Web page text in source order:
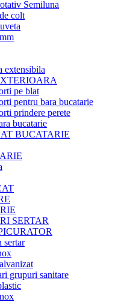
Semiluna
colt
extensibila
pe blat
pentru bara bucatarie
prindere perete
bucatarie
BUCATARIE
SERTAR
sertar
grupuri sanitare